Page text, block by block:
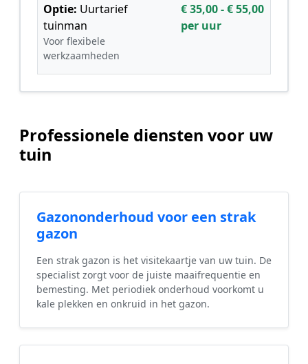
Optie: Uurtarief
tuinman
Voor flexibele
werkzaamheden
€ 35,00 - € 55,00
per uur
Professionele diensten voor uw
tuin
Gazononderhoud voor een strak
gazon
Een strak gazon is het visitekaartje van uw tuin. De
specialist zorgt voor de juiste maaifrequentie en
bemesting. Met periodiek onderhoud voorkomt u
kale plekken en onkruid in het gazon.